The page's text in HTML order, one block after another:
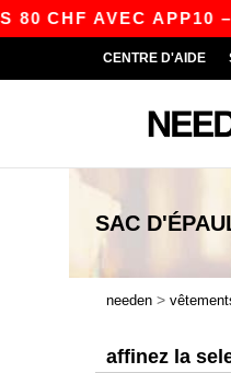
AVEC APP10 –
CENTRE D'AIDE
SAC
needen >
affinez la